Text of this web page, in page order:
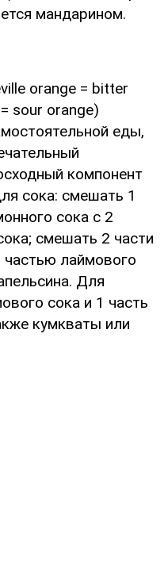
мандарином.
orange = bitter
sour orange)
еды,
компонент
сока: смешать 1
сока с 2
смешать 2 части
частью лаймового
Для
сока и 1 часть
кумкваты или